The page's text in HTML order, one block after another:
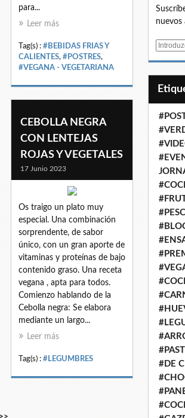
para...
Leer más
Tag(s) : #BEBIDAS FRIAS Y
CALIENTES, #POSTRES,
#VEGANA - VEGETARIANA
CEBOLLA NEGRA
CON LENTEJAS
ROJAS Y VEGETALES
17 Junio 2023
Os traigo un plato muy
especial. Una combinación
sorprendente, de sabor
único, con un gran aporte de
vitaminas y proteínas de bajo
contenido graso. Una receta
vegana , apta para todos.
Comienzo hablando de la
Cebolla negra: Se elabora
mediante un largo...
Leer más
Tag(s) : #LEGUMBRES
nuevos
E
#DE